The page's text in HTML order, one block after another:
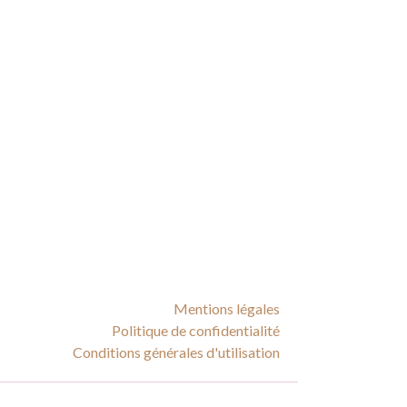
Mentions légales
Politique de confidentialité
Conditions générales d'utilisation